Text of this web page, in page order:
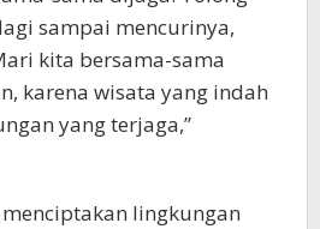
sampai mencurinya,
kita bersama-sama
karena wisata yang indah
yang terjaga,”
lingkungan